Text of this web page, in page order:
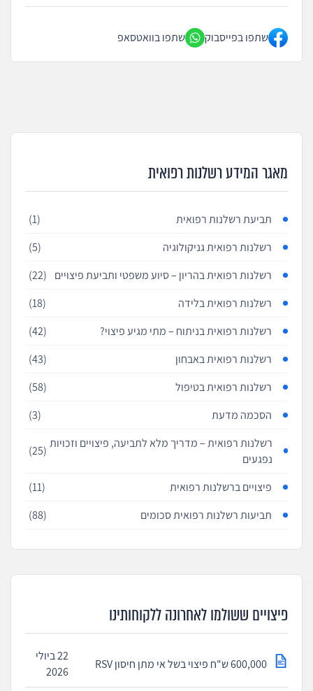
שתפו בפייסבוק שתפו בוואטסאפ
מאגר המידע רשלנות רפואית
תביעת רשלנות רפואית
(1)
רשלנות רפואית גניקולוגיה
(5)
רשלנות רפואית בהריון – סיוע משפטי ותביעת פיצויים
(22)
רשלנות רפואית בלידה
(18)
רשלנות רפואית בניתוח – מתי מגיע פיצוי?
(42)
רשלנות רפואית באבחון
(43)
רשלנות רפואית בטיפול
(58)
הסכמה מדעת
(3)
רשלנות רפואית – מדריך מלא לתביעה, פיצויים וזכויות
נפגעים
(25)
פיצויים ברשלנות רפואית
(11)
תביעות רשלנות רפואית סכומים
(88)
פיצויים ששולמו לאחרונה ללקוחותינו
600,000 ש"ח פיצוי בשל אי מתן חיסון RSV
22 ביולי
2026